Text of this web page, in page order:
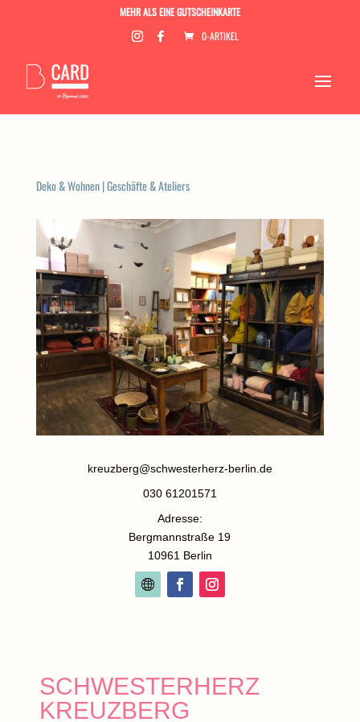
MEHR ALS EINE GUTSCHEINKARTE
0-ARTIKEL
Deko & Wohnen|Geschäfte & Ateliers
kreuzberg@schwesterherz-berlin.de
030 61201571
Adresse:
Bergmannstraße 19
10961 Berlin
SCHWESTERHERZ
KREUZBERG